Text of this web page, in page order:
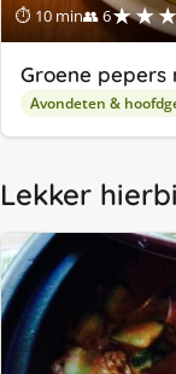
⏱ 10 min👥 6
Groene pepers
Avondeten &
Lekker